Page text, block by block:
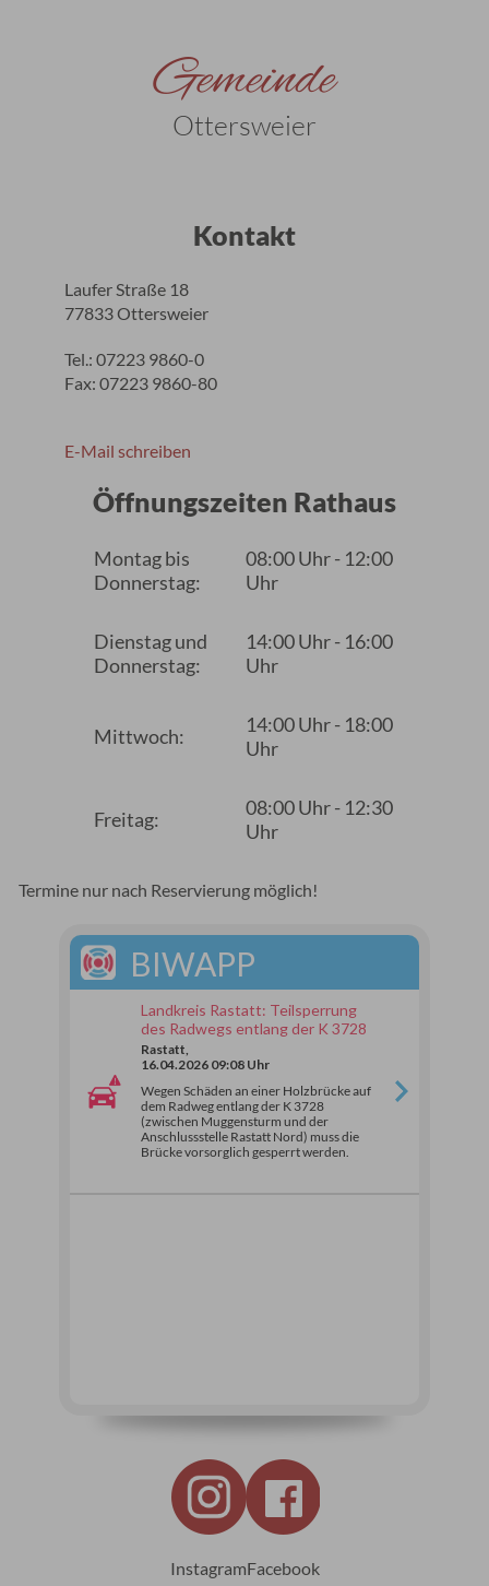
Gemeinde
Ottersweier
Kontakt
Laufer Straße 18
77833 Ottersweier
Tel.: 07223 9860-0
Fax: 07223 9860-80
E-Mail schreiben
Öffnungszeiten Rathaus
Montag bis
Donnerstag:
08:00 Uhr - 12:00
Uhr
Dienstag und
Donnerstag:
14:00 Uhr - 16:00
Uhr
Mittwoch:
14:00 Uhr - 18:00
Uhr
Freitag:
08:00 Uhr - 12:30
Uhr
Termine nur nach Reservierung möglich!
BIWAPP
Landkreis Rastatt: Teilsperrung
des Radwegs entlang der K 3728
Rastatt,
16.04.2026 09:08 Uhr
Wegen Schäden an einer Holzbrücke auf
dem Radweg entlang der K 3728
(zwischen Muggensturm und der
Anschlussstelle Rastatt Nord) muss die
Brücke vorsorglich gesperrt werden.
InstagramFacebook